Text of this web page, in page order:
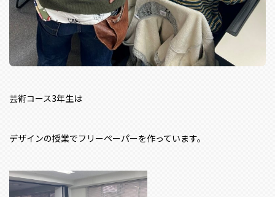
芸術コース3年生は
デザインの授業でフリーペーパーを作っています。